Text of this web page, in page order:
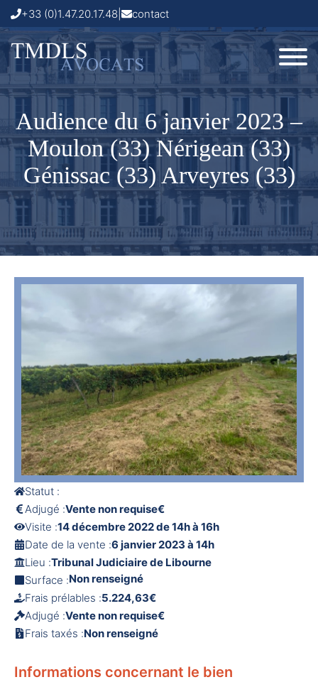
+33 (0)1.47.20.17.48 contact
Audience du 6 janvier 2023 –
Moulon (33) Nérigean (33)
Génissac (33) Arveyres (33)
Statut :
Adjugé :Vente non requise€
Visite :14 décembre 2022 de 14h à 16h
Date de la vente :6 janvier 2023 à 14h
Lieu :Tribunal Judiciaire de Libourne
Surface :Non renseigné
Frais prélables :5.224,63€
Adjugé :Vente non requise€
Frais taxés :Non renseigné
Informations concernant le bien